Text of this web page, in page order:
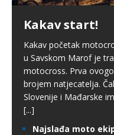
Kakav start!
Kakav početak
u Savskom Marof je
motocross. Prva
brojem natjecatelja.
Slovenije i Mađarske
[...]
Najslađa moto